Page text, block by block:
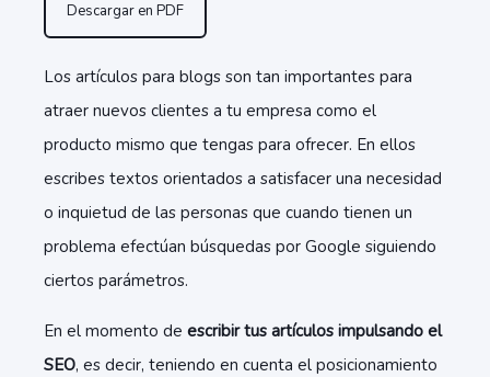
Descargar en PDF
Los artículos para blogs son tan importantes para
atraer nuevos clientes a tu empresa como el
producto mismo que tengas para ofrecer. En ellos
escribes textos orientados a satisfacer una necesidad
o inquietud de las personas que cuando tienen un
problema efectúan búsquedas por Google siguiendo
ciertos parámetros.
En el momento de escribir tus artículos impulsando el
SEO, es decir, teniendo en cuenta el posicionamiento